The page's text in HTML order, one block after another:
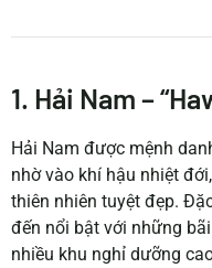
1. Hải Nam –
Hải Nam được mệnh
nhờ vào khí hậu nhiệt
thiên nhiên tuyệt đẹp.
đến nổi bật với những
nhiều khu nghỉ dưỡng